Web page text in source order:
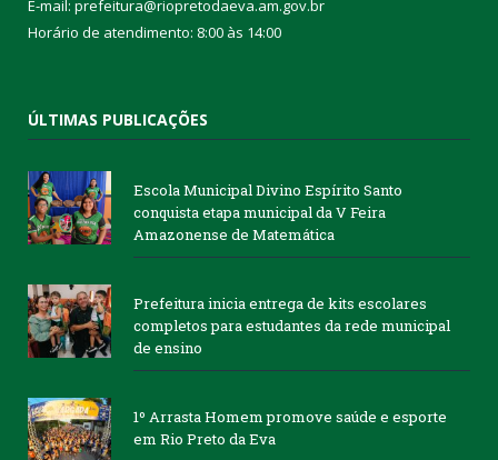
E-mail: prefeitura@riopretodaeva.am.gov.br
Horário de atendimento: 8:00 às 14:00
ÚLTIMAS PUBLICAÇÕES
Escola Municipal Divino Espírito Santo
conquista etapa municipal da V Feira
Amazonense de Matemática
Prefeitura inicia entrega de kits escolares
completos para estudantes da rede municipal
de ensino
1º Arrasta Homem promove saúde e esporte
em Rio Preto da Eva